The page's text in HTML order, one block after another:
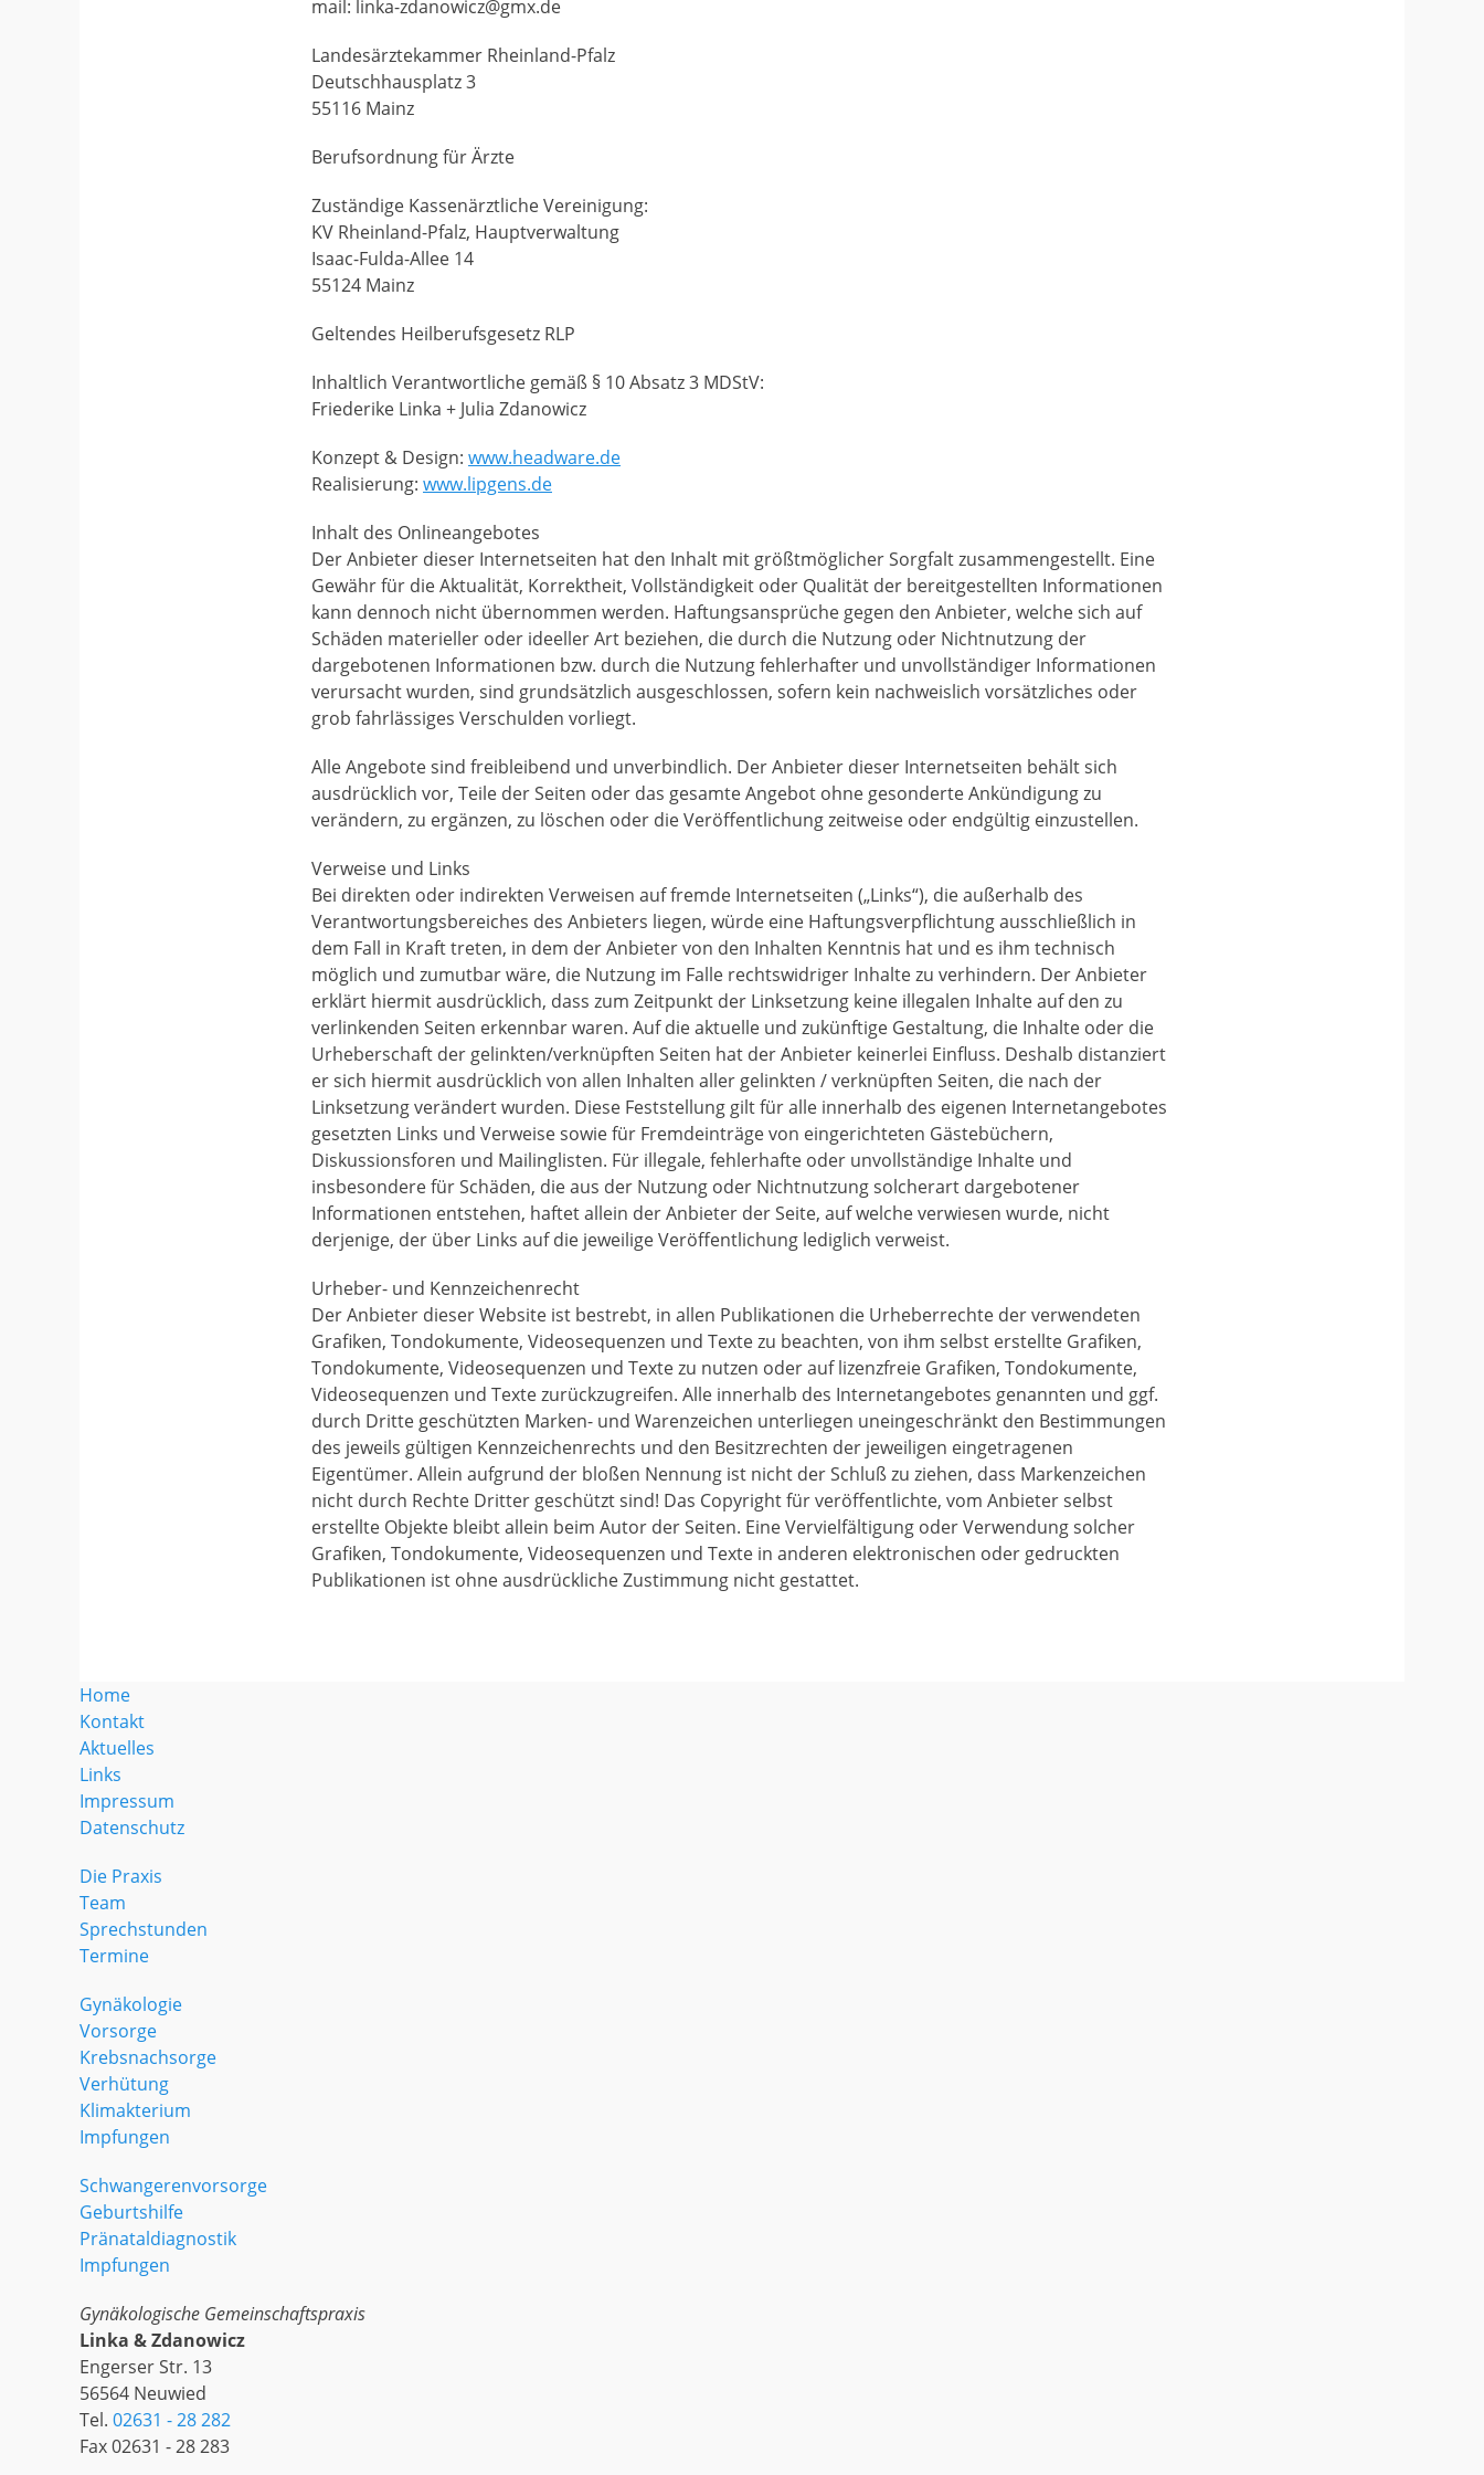
mail: linka-zdanowicz@gmx.de
Landesärztekammer Rheinland-Pfalz
Deutschhausplatz 3
55116 Mainz
Berufsordnung für Ärzte
Zuständige Kassenärztliche Vereinigung:
KV Rheinland-Pfalz, Hauptverwaltung
Isaac-Fulda-Allee 14
55124 Mainz
Geltendes Heilberufsgesetz RLP
Inhaltlich Verantwortliche gemäß § 10 Absatz 3 MDStV:
Friederike Linka + Julia Zdanowicz
Konzept & Design: www.headware.de
Realisierung: www.lipgens.de
Inhalt des Onlineangebotes
Der Anbieter dieser Internetseiten hat den Inhalt mit größtmöglicher Sorgfalt zusammengestellt. Eine
Gewähr für die Aktualität, Korrektheit, Vollständigkeit oder Qualität der bereitgestellten Informationen
kann dennoch nicht übernommen werden. Haftungsansprüche gegen den Anbieter, welche sich auf
Schäden materieller oder ideeller Art beziehen, die durch die Nutzung oder Nichtnutzung der
dargebotenen Informationen bzw. durch die Nutzung fehlerhafter und unvollständiger Informationen
verursacht wurden, sind grundsätzlich ausgeschlossen, sofern kein nachweislich vorsätzliches oder
grob fahrlässiges Verschulden vorliegt.
Alle Angebote sind freibleibend und unverbindlich. Der Anbieter dieser Internetseiten behält sich
ausdrücklich vor, Teile der Seiten oder das gesamte Angebot ohne gesonderte Ankündigung zu
verändern, zu ergänzen, zu löschen oder die Veröffentlichung zeitweise oder endgültig einzustellen.
Verweise und Links
Bei direkten oder indirekten Verweisen auf fremde Internetseiten („Links“), die außerhalb des
Verantwortungsbereiches des Anbieters liegen, würde eine Haftungsverpflichtung ausschließlich in
dem Fall in Kraft treten, in dem der Anbieter von den Inhalten Kenntnis hat und es ihm technisch
möglich und zumutbar wäre, die Nutzung im Falle rechtswidriger Inhalte zu verhindern. Der Anbieter
erklärt hiermit ausdrücklich, dass zum Zeitpunkt der Linksetzung keine illegalen Inhalte auf den zu
verlinkenden Seiten erkennbar waren. Auf die aktuelle und zukünftige Gestaltung, die Inhalte oder die
Urheberschaft der gelinkten/verknüpften Seiten hat der Anbieter keinerlei Einfluss. Deshalb distanziert
er sich hiermit ausdrücklich von allen Inhalten aller gelinkten / verknüpften Seiten, die nach der
Linksetzung verändert wurden. Diese Feststellung gilt für alle innerhalb des eigenen Internetangebotes
gesetzten Links und Verweise sowie für Fremdeinträge von eingerichteten Gästebüchern,
Diskussionsforen und Mailinglisten. Für illegale, fehlerhafte oder unvollständige Inhalte und
insbesondere für Schäden, die aus der Nutzung oder Nichtnutzung solcherart dargebotener
Informationen entstehen, haftet allein der Anbieter der Seite, auf welche verwiesen wurde, nicht
derjenige, der über Links auf die jeweilige Veröffentlichung lediglich verweist.
Urheber- und Kennzeichenrecht
Der Anbieter dieser Website ist bestrebt, in allen Publikationen die Urheberrechte der verwendeten
Grafiken, Tondokumente, Videosequenzen und Texte zu beachten, von ihm selbst erstellte Grafiken,
Tondokumente, Videosequenzen und Texte zu nutzen oder auf lizenzfreie Grafiken, Tondokumente,
Videosequenzen und Texte zurückzugreifen. Alle innerhalb des Internetangebotes genannten und ggf.
durch Dritte geschützten Marken- und Warenzeichen unterliegen uneingeschränkt den Bestimmungen
des jeweils gültigen Kennzeichenrechts und den Besitzrechten der jeweiligen eingetragenen
Eigentümer. Allein aufgrund der bloßen Nennung ist nicht der Schluß zu ziehen, dass Markenzeichen
nicht durch Rechte Dritter geschützt sind! Das Copyright für veröffentlichte, vom Anbieter selbst
erstellte Objekte bleibt allein beim Autor der Seiten. Eine Vervielfältigung oder Verwendung solcher
Grafiken, Tondokumente, Videosequenzen und Texte in anderen elektronischen oder gedruckten
Publikationen ist ohne ausdrückliche Zustimmung nicht gestattet.
Home
Kontakt
Aktuelles
Links
Impressum
Datenschutz
Die Praxis
Team
Sprechstunden
Termine
Gynäkologie
Vorsorge
Krebsnachsorge
Verhütung
Klimakterium
Impfungen
Schwangerenvorsorge
Geburtshilfe
Pränataldiagnostik
Impfungen
Gynäkologische Gemeinschaftspraxis
Linka & Zdanowicz
Engerser Str. 13
56564 Neuwied
Tel. 02631 - 28 282
Fax 02631 - 28 283